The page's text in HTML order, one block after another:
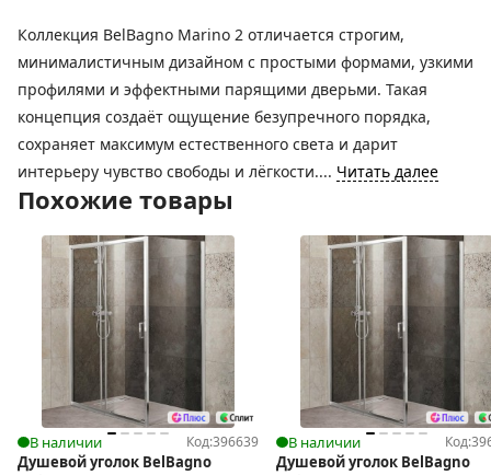
Коллекция BelBagno Marino 2 отличается строгим,
минималистичным дизайном с простыми формами, узкими
профилями и эффектными парящими дверьми. Такая
концепция создаёт ощущение безупречного порядка,
сохраняет максимум естественного света и дарит
интерьеру чувство свободы и лёгкости.... Читать далее
Похожие товары
В наличии Код:396639
Душевой уголок BelBagno
В наличии Код:
Душевой уголок BelBagno